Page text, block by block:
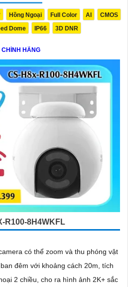
Hồng Ngoại Full Color AI
CMOS
Dome IP66 3D DNR
CHÍNH HÃNG
R100-8H4WKFL
có thể zoom và thu phóng vật
đêm với khoảng cách 20m, tích
2 chiều, cho ra hình ảnh 2K+ sắc